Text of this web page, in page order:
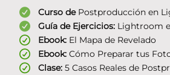
Curso dePostproducción en
Guía de Ejercicios:Lightroom
Ebook:El Mapa de Revelado
Ebook:Cómo Preparar tus
Clase: 5 Casos Reales de